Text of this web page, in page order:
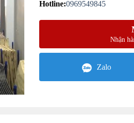
Hotline:0969549845
Nhận
Zalo